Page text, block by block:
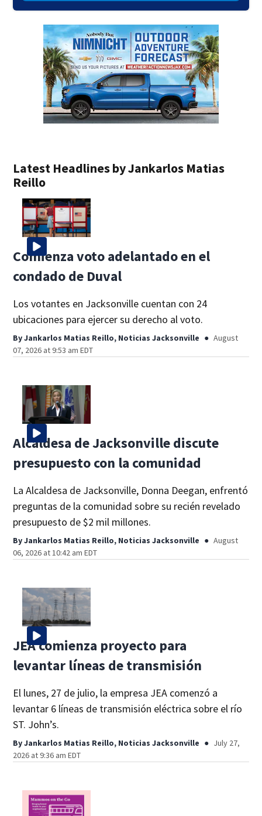
Latest Headlines by Jankarlos Matias
Reillo
Comienza voto adelantado en el
condado de Duval
Los votantes en Jacksonville cuentan con 24
ubicaciones para ejercer su derecho al voto.
ByJankarlos Matias Reillo, Noticias Jacksonville
August
07, 2026 at 9:53 am EDT
Alcaldesa de Jacksonville discute
presupuesto con la comunidad
La Alcaldesa de Jacksonville, Donna Deegan, enfrentó
preguntas de la comunidad sobre su recién revelado
presupuesto de $2 mil millones.
ByJankarlos Matias Reillo, Noticias Jacksonville
August
06, 2026 at 10:42 am EDT
JEA comienza proyecto para
levantar líneas de transmisión
El lunes, 27 de julio, la empresa JEA comenzó a
levantar 6 líneas de transmisión eléctrica sobre el río
ST. John’s.
ByJankarlos Matias Reillo, Noticias Jacksonville
July 27,
2026 at 9:36 am EDT